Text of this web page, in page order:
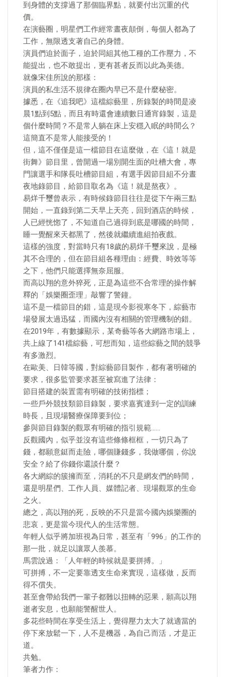
到身體的支撐過了那個臨界點，就要付出沉重的代
價。
在演藝圈，明星們工作經常晝夜顛倒，每個人都為了
工作，無限透支著自己的身體。
演員們迫於面子，迫於同組其他工種的工作壓力，不
能提出，也不敢提出，更有甚者反而以此為美德。
就像宋佳所說的那樣：
演員的私生活不規律在圈內早已不是什麼秘密。
據悉，在《追我吧》這檔綜藝里，所錄製的時間是凌
晨1點到5點，而且有時還會連續數日通宵錄製，這是
個什麼時間？不是常人躺在床上安穩入眠的時間么？
這簡直不是常人能接受的！
但，這不僅僅是這一檔節目在這麼做，在《這！就是
街舞》節目里，曾開過一場別開生面的吐槽大會，專
門讓選手和隊長吐槽節目組，有選手因節目組不分晝
夜地錄節目，給節目取名為《這！就是熬夜》。
易烊千璽曾表示，有時候錄節目往往是從下午兩三點
開始，一直錄到第二天早上天亮，回到酒店的時候，
人已經恍惚了，不知道自己過得到底是哪國的時間，
睡一覺醒來天都黑了，然後就繼續進組拍夜戲。
這樣的強度，對當時只有18歲的易烊千璽來說，是極
其不合理的，但在節目組各種理由：經費、時效等等
之下，他們只能選擇無奈屈服。
而高以翔的意外猝死，正是為這些不合常理的操作解
釋的「娛樂圈歪理」敲響了警鐘。
這不是一檔節目的錯，這是現今影視寒冬下，綜藝市
場發展太過迅猛，而國內沒有相關的管理機制的錯。
在2019年，有數據顯示，某奇藝等各大網路市場上，
共上線了141檔綜藝，可想而知，這些綜藝之間的競爭
有多激烈。
在歐美、日韓等國，對綜藝節目製作，都有著明確的
要求，很多監管要求甚至被寫進了法律：
節目搭建的裝置需有明確的技術指標；
一些戶外競技類節目錄製，要求嘉賓達到一定的訓練
時長，且現場醫療保障要到位；
參與節目錄製的觀眾有明確的指引規範……
反觀國內，似乎並沒有這些條條框框，一切只為了
錢，都願意鋌而走險，哪個賺錢多，我做哪個，你說
安全？給了你錢你還談什麼？
各大網綜的簇擁而至，消耗的不只是網友們的時間，
還是明星們、工作人員、媒體記者、現場觀眾的生命
之火。
總之，高以翔的死，反映的不只是當今國內娛樂圈的
悲哀，更是當今現代人的生活常態。
年輕人似乎將加班視為日常，甚至有「996」的工作的
那一批，就足以讓眾人羨慕。
馬雲說過：「人年輕的時候就是要拼搏。」
可拼搏，不一定要靠透支生命來實現，這樣做，反而
得不償失。
甚至會帶給我們一輩子都難以扭轉的惡果，願高以翔
逝者安息，也願能警醒世人。
多花些時間在享受生活上，覺得壓力太大了就適當的
停下來放鬆一下，人不是機器，為自己而活，才是正
道。
共勉。
筆者力作：